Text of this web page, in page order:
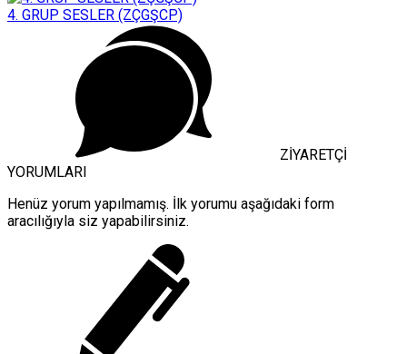
4. GRUP SESLER (ZÇGŞCP)
ZİYARETÇİ
YORUMLARI
Henüz yorum yapılmamış. İlk yorumu aşağıdaki form
aracılığıyla siz yapabilirsiniz.